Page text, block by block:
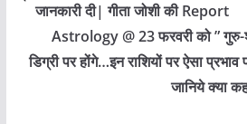
जानकारी दी| गीता जोशी की Report
Astrology @ 23 फरवरी को ”
डिग्री पर होंगे…इन राशियों पर ऐसा
जानिये क्या